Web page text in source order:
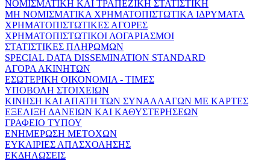
ΝΟΜΙΣΜΑΤΙΚΗ ΚΑΙ ΤΡΑΠΕΖΙΚΗ ΣΤΑΤΙΣΤΙΚΗ
ΜΗ ΝΟΜΙΣΜΑΤΙΚΑ ΧΡΗΜΑΤΟΠΙΣΤΩΤΙΚΑ ΙΔΡΥΜΑΤΑ
ΧΡΗΜΑΤΟΠΙΣΤΩΤΙΚΕΣ ΑΓΟΡΕΣ
ΧΡΗΜΑΤΟΠΙΣΤΩΤΙΚΟΙ ΛΟΓΑΡΙΑΣΜΟΙ
ΣΤΑΤΙΣΤΙΚΕΣ ΠΛΗΡΩΜΩΝ
SPECIAL DATA DISSEMINATION STANDARD
ΑΓΟΡΑ ΑΚΙΝΗΤΩΝ
ΕΣΩΤΕΡΙΚΗ ΟΙΚΟΝΟΜΙΑ - ΤΙΜΕΣ
ΥΠΟΒΟΛΗ ΣΤΟΙΧΕΙΩΝ
ΚΙΝΗΣΗ ΚΑΙ ΑΠΑΤΗ ΤΩΝ ΣΥΝΑΛΛΑΓΩΝ ΜΕ ΚΑΡΤΕΣ
ΕΞΕΛΙΞΗ ΔΑΝΕΙΩΝ ΚΑΙ ΚΑΘΥΣΤΕΡΗΣΕΩΝ
ΓΡΑΦΕΙΟ ΤΥΠΟΥ
ΕΝΗΜΕΡΩΣΗ ΜΕΤΟΧΩΝ
ΕΥΚΑΙΡΙΕΣ ΑΠΑΣΧΟΛΗΣΗΣ
ΕΚΔΗΛΩΣΕΙΣ